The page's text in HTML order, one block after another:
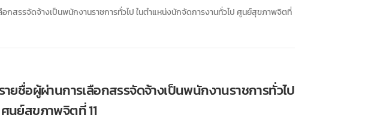
สรรจัดจ้างเป็นพนักงานราชการทั่วไป ในตำแหน่งนักจัดการงานทั่วไป ศูนย์สุขภาพจิตที่
ชื่อผู้ผ่านการเลือกสรรจัดจ้างเป็นพนักงานราชการทั่วไป
นย์สุขภาพจิตที่ 11